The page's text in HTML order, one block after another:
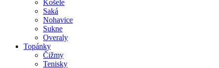
Košele
Saká
Nohavice
Sukne
Overaly
Topánky
Čižmy
Tenisky